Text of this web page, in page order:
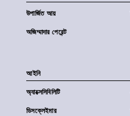
উপার্জিত আয়
অজিম্মাদার পেরেন্ট
আইনি
অ্যাক্সেসিবিলিটি
ডিসক্লেইমার